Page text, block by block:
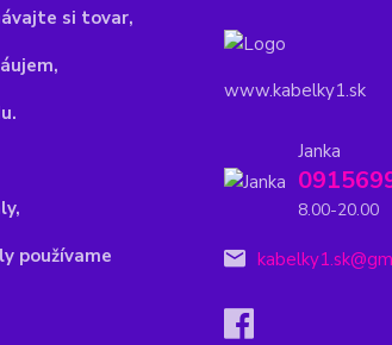
si tovar,
používame
www.kabelky1.sk
Janka
8.00-20.00